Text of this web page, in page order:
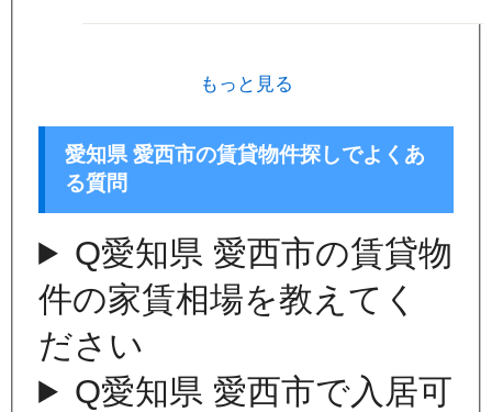
もっと見る
愛知県 愛西市の賃貸物件探しでよくあ
る質問
Q愛知県 愛西市の賃貸物
件の家賃相場を教えてく
ださい
Q愛知県 愛西市で入居可